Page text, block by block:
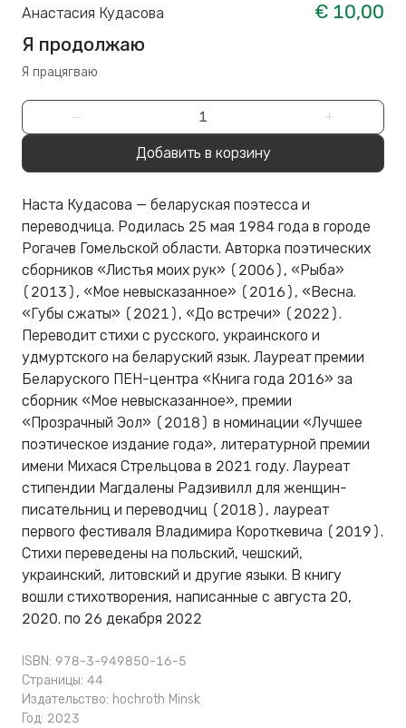
Анастасия Кудасова
€ 10,00
Я продолжаю
Я працягваю
− +
Добавить в корзину
Наста Кудасова — беларуская поэтесса и
переводчица. Родилась 25 мая 1984 года в городе
Рогачев Гомельской области. Авторка поэтических
сборников «Листья моих рук» (2006), «Рыба»
(2013), «Мое невысказанное» (2016), «Весна.
«Губы сжаты» (2021), «До встречи» (2022).
Переводит стихи с русского, украинского и
удмуртского на беларуский язык. Лауреат премии
Беларуского ПЕН-центра «Книга года 2016» за
сборник «Мое невысказанное», премии
«Прозрачный Эол» (2018) в номинации «Лучшее
поэтическое издание года», литературной премии
имени Михася Стрельцова в 2021 году. Лауреат
стипендии Магдалены Радзивилл для женщин-
писательниц и переводчиц (2018), лауреат
первого фестиваля Владимира Короткевича (2019).
Стихи переведены на польский, чешский,
украинский, литовский и другие языки. В книгу
вошли стихотворения, написанные с августа 20,
2020. по 26 декабря 2022
ISBN: 978-3-949850-16-5
Страницы: 44
Издательство: hochroth Minsk
Год: 2023